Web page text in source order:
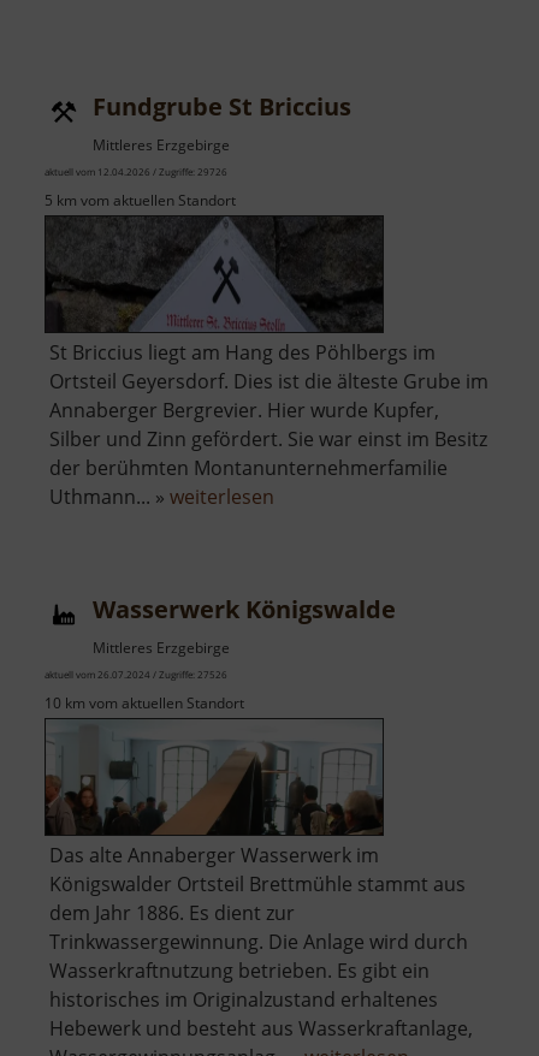
Fundgrube St Briccius
Mittleres Erzgebirge
aktuell vom 12.04.2026 / Zugriffe: 29726
5 km vom aktuellen Standort
St Briccius liegt am Hang des Pöhlbergs im
Ortsteil Geyersdorf. Dies ist die älteste Grube im
Annaberger Bergrevier. Hier wurde Kupfer,
Silber und Zinn gefördert. Sie war einst im Besitz
der berühmten Montanunternehmerfamilie
Uthmann... » weiterlesen
Wasserwerk Königswalde
Mittleres Erzgebirge
aktuell vom 26.07.2024 / Zugriffe: 27526
10 km vom aktuellen Standort
Das alte Annaberger Wasserwerk im
Königswalder Ortsteil Brettmühle stammt aus
dem Jahr 1886. Es dient zur
Trinkwassergewinnung. Die Anlage wird durch
Wasserkraftnutzung betrieben. Es gibt ein
historisches im Originalzustand erhaltenes
Hebewerk und besteht aus Wasserkraftanlage,